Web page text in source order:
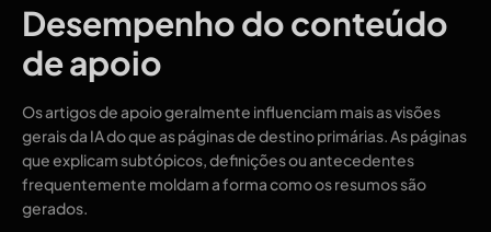
Desempenho do conteúdo
de apoio
Os artigos de apoio geralmente influenciam mais as visões
gerais da IA ​​do que as páginas de destino primárias. As páginas
que explicam subtópicos, definições ou antecedentes
frequentemente moldam a forma como os resumos são
gerados.